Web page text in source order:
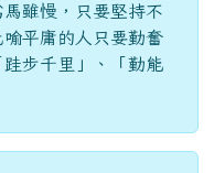
雖慢，只要堅持不
平庸的人只要勤奮
步千里」、「勤能